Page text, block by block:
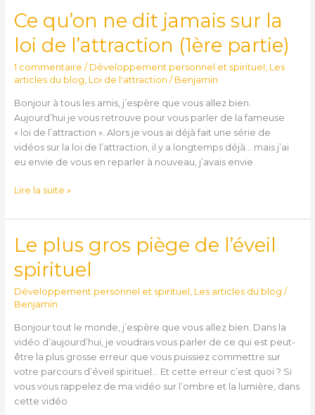
Ce qu’on ne dit jamais sur la
loi de l’attraction (1ère partie)
1 commentaire / Développement personnel et spirituel , Les
articles du blog, Loi de l'attraction / Benjamin
Bonjour à tous les amis, j’espère que vous allez bien.
Aujourd’hui je vous retrouve pour vous parler de la fameuse
« loi de l’attraction ». Alors je vous ai déjà fait une série de
vidéos sur la loi de l’attraction, il y a longtemps déjà… mais j’ai
eu envie de vous en reparler à nouveau, j’avais envie
Ce
qu’on
ne
jamais
la
loi
de
l’attraction
(1ère
Lire la suite »
Le plus gros piège de l’éveil
spirituel
Développement personnel et spirituel , Les articles du blog /
Benjamin
Bonjour tout le monde, j’espère que vous allez bien. Dans la
vidéo d’aujourd’hui, je voudrais vous parler de ce qui est peut-
être la plus grosse erreur que vous puissiez commettre sur
votre parcours d’éveil spirituel… Et cette erreur c’est quoi ? Si
vous vous rappelez de ma vidéo sur l’ombre et la lumière, dans
cette vidéo
Le
plus
gros
piège
de
l’éveil
spirituel